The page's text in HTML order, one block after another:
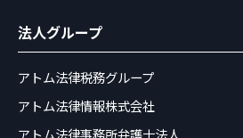
法人グループ
アトム法律税務グループ
アトム法律情報株式会社
アトム法律事務所弁護士法人